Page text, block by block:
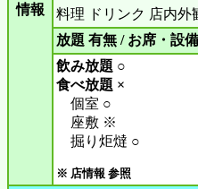
情報
料理 ドリンク 店内外
放題 有無 / お席・設
飲み放題 ○
食べ放題 ×
個室 ○
座敷 ※
掘り炬燵 ○
※ 店情報 参照